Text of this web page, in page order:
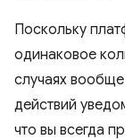
Поскольку
одинаковое
случаях
действий
что вы всегда